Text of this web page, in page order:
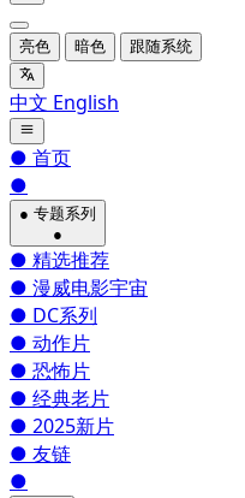
亮色 暗色 跟随系统
中文 English
● 首页
●
● 专题系列
●
● 精选推荐
● 漫威电影宇宙
● DC系列
● 动作片
● 恐怖片
● 经典老片
● 2025新片
● 友链
●